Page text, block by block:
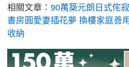
相關文章： 90萬築元朗日式侘
書房圓愛妻插花夢 換樓家庭善
收納